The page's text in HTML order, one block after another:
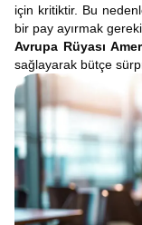
için kritiktir. Bu
bir pay ayırmak
Avrupa Rüyası
sağlayarak bütçe